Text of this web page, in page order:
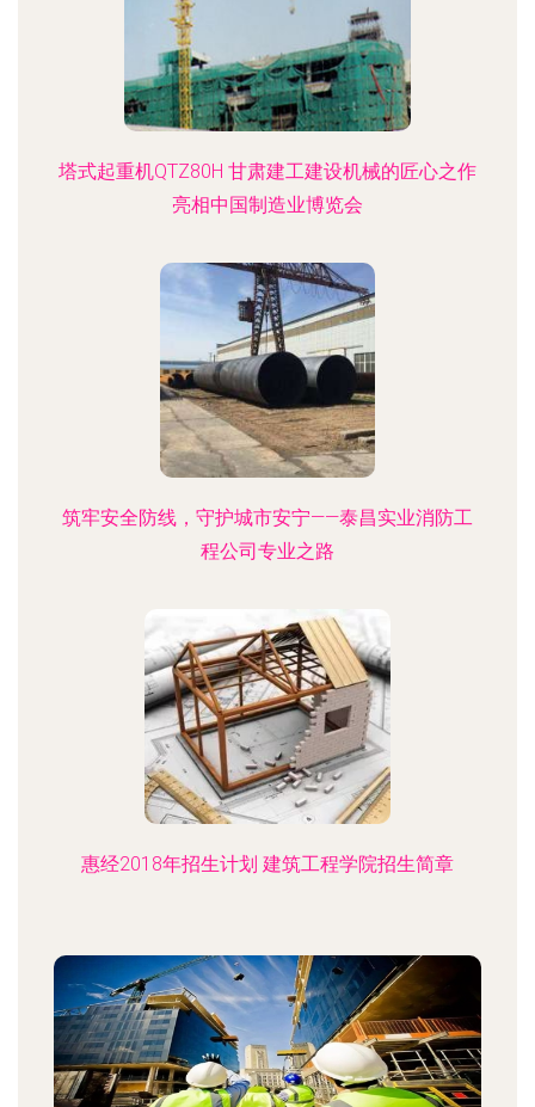
塔式起重机QTZ80H 甘肃建工建设机械的匠心之作
亮相中国制造业博览会
筑牢安全防线，守护城市安宁——泰昌实业消防工
程公司专业之路
惠经2018年招生计划 建筑工程学院招生简章